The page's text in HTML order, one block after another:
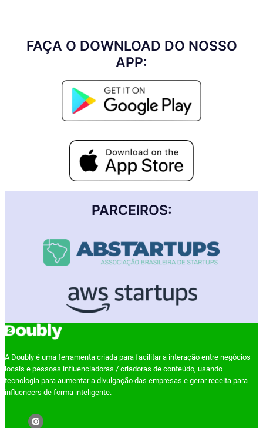
FAÇA O DOWNLOAD DO NOSSO
APP:
PARCEIROS:
A Doubly é uma ferramenta criada para facilitar a interação entre negócios
locais e pessoas influenciadoras / criadoras de conteúdo, usando
tecnologia para aumentar a divulgação das empresas e gerar receita para
influencers de forma inteligente.